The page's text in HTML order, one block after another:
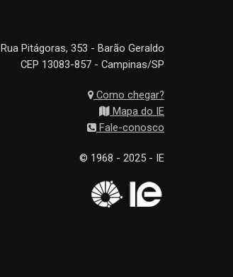
Rua Pitágoras, 353 - Barão Geraldo
CEP 13083-857 - Campinas/SP
Como chegar?
Mapa do IE
Fale-conosco
© 1968 - 2025 - IE